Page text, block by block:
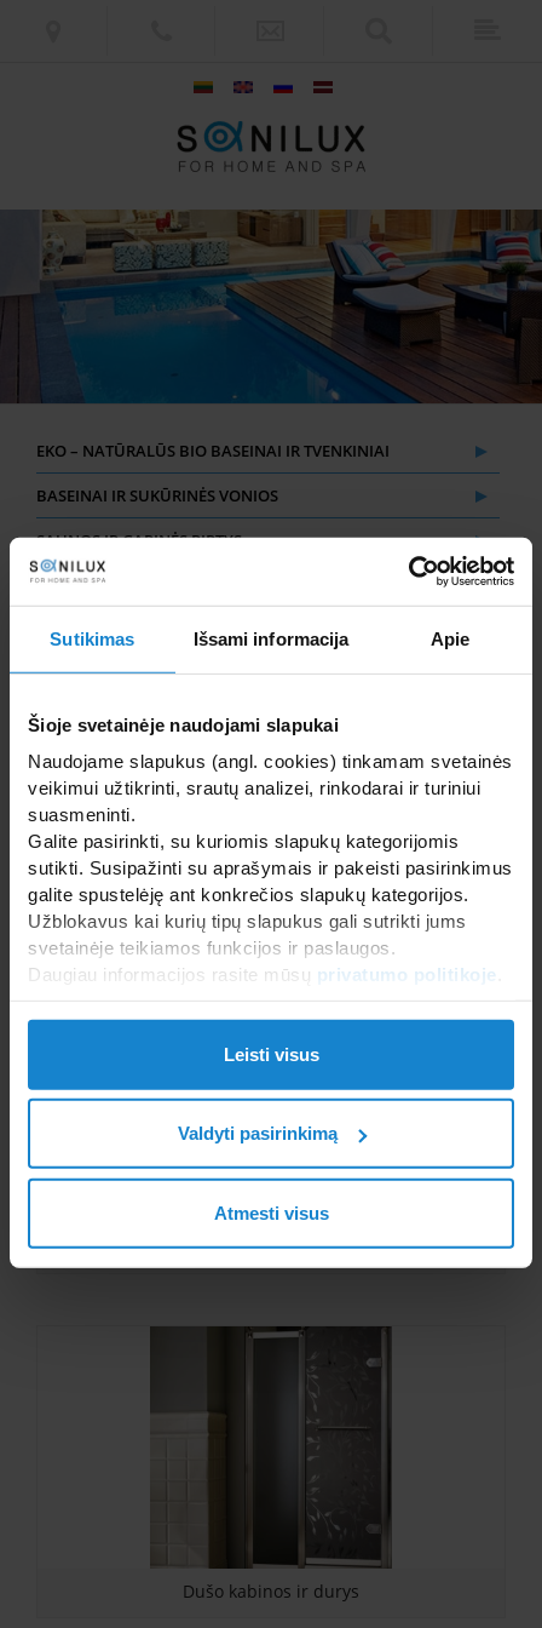
Sutikimas Išsami informacija Apie
Šioje svetainėje naudojami slapukai
Naudojame slapukus (angl. cookies) tinkamam svetainės
veikimui užtikrinti, srautų analizei, rinkodarai ir turiniui
suasmeninti.
Galite pasirinkti, su kuriomis slapukų kategorijomis
sutikti. Susipažinti su aprašymais ir pakeisti pasirinkimus
galite spustelėję ant konkrečios slapukų kategorijos.
Užblokavus kai kurių tipų slapukus gali sutrikti jums
svetainėje teikiamos funkcijos ir paslaugos.
Daugiau informacijos rasite mūsų privatumo politikoje
Leisti visus
Valdyti pasirinkimą
Atmesti visus
EKO – NATŪRALŪS BIO BASEINAI IR TVENKINIAI
BASEINAI IR SUKŪRINĖS VONIOS
SAUNOS IR GARINĖS PIRTYS
WELLNESS IR SPA ĮRANGA
SANTECHNIKA, VONIOS ĮRANGA, BALDAI PLYTELĖS
Maišytuvai ir dušo komplektai
Rankšluosčių džiovintuvai ir radiatoriai
Vonios ir dušo padėklai
Vonios kambario aksesuarai
Vonios kambario baldai
Dušo kabinos ir durys (Copy)
Dušo kabinos ir durys